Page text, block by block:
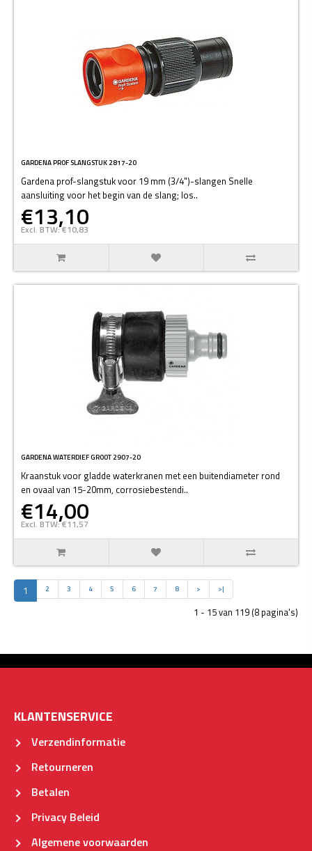
GARDENA PROF SLANGSTUK 2817-20
Gardena prof-slangstuk voor 19 mm (3/4")-slangen Snelle
aansluiting voor het begin van de slang; los..
€13,10
Excl. BTW: €10,83
GARDENA WATERDIEF GROOT 2907-20
Kraanstuk voor gladde waterkranen met een buitendiameter rond
en ovaal van 15-20mm, corrosiebestendi..
€14,00
Excl. BTW: €11,57
1 2 3 4 5 6 7 8 > >|
1 - 15 van 119 (8 pagina's)
KLANTENSERVICE
Verzendinformatie
Retourneren
Betalen
Privacy Beleid
Algemene voorwaarden